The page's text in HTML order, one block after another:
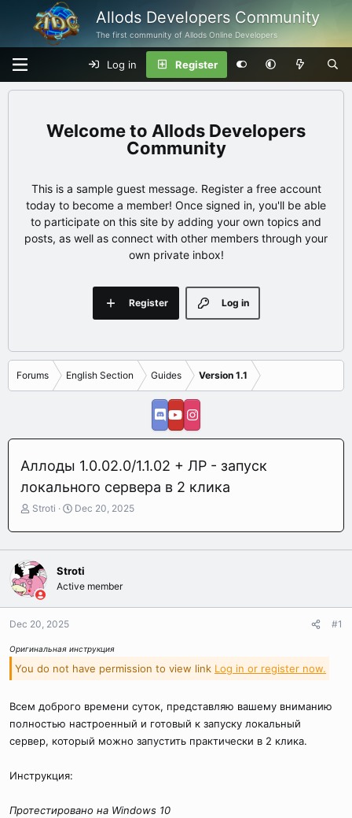
Allods Developers Community
The first community of Allods Online Developers
Log in Register
Allods Developers
Community
This is a sample guest message. Register a free account
today to become a member! Once signed in, you'll be able
to participate on this site by adding your own topics and
posts, as well as connect with other members through your
own private inbox!
Log in
Register
Forums English Section Guides Version 1.1
Аллоды 1.0.02.0/1.1.02 + ЛР - запуск
локального сервера в 2 клика
T
r
e
a
d
s
t
a
t
r
Stroti
S
a
r
d
a
t
Dec 20, 2025
Stroti
Active member
Dec 20, 2025 #1
Оригинальная инструкция
You do not have permission to view link Log in or register now.
Всем доброго времени суток, представляю вашему вниманию
полностью настроенный и готовый к запуску локальный
сервер, который можно запустить практически в 2 клика.
Инструкция:
Протестировано на Windows 10